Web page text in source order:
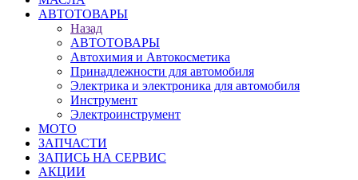
АВТОТОВАРЫ
Назад
АВТОТОВАРЫ
Автохимия и Автокосметика
Принадлежности для автомобиля
Электрика и электроника для автомобиля
Инструмент
Электроинструмент
МОТО
ЗАПЧАСТИ
ЗАПИСЬ НА СЕРВИС
АКЦИИ